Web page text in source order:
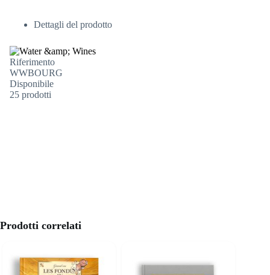
Dettagli del prodotto
Riferimento
WWBOURG
Disponibile
25 prodotti
Prodotti correlati